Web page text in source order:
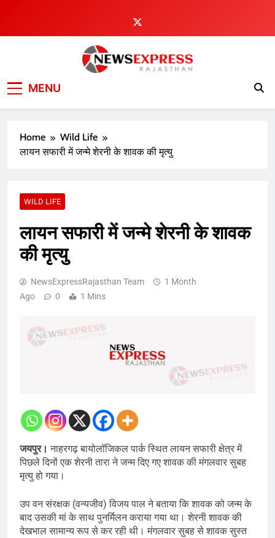
content
MENU
Home
Wild Life
लायन सफारी में जन्मे शेरनी के शावक की मृत्यु
WILD LIFE
लायन सफारी में जन्मे शेरनी के शावक
की मृत्यु
NewsExpressRajasthan Team
1 Month
Ago
0 1 Mins
जयपुर।नाहरगढ़ बायोलॉजिकल पार्क स्थित लायन सफारी क्षेत्र में
पिछले दिनों एक शेरनी तारा ने जन्म दिए गए शावक की मंगलवार सुबह
मृत्यु हो गया।
उप वन संरक्षक (वन्यजीव) विजय पाल ने बताया कि शावक को जन्म के
बाद उसकी मां के साथ पुनर्मिलन कराया गया था। शेरनी शावक की
देखभाल सामान्य रूप से कर रही थी। मंगलवार सुबह से शावक सुस्त